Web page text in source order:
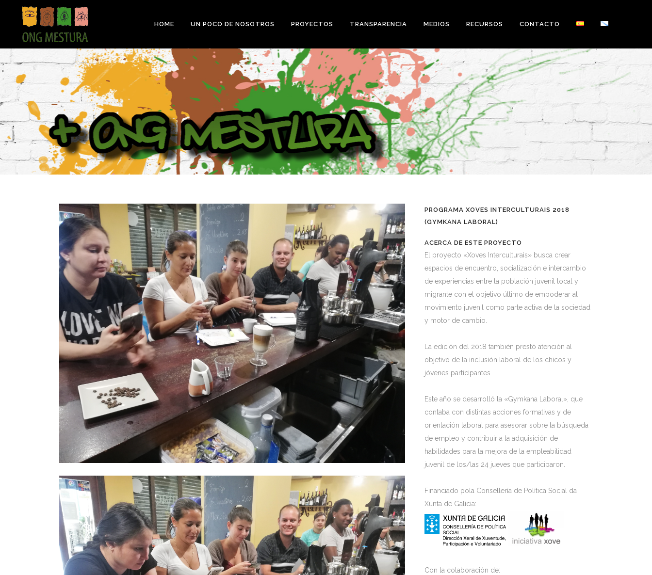
HOME UN POCO DE NOSOTROS PROYECTOS TRANSPARENCIA MEDIOS RECURSOS CONTACTO
PROGRAMA XOVES INTERCULTURAIS 2018
(GYMKANA LABORAL)
ACERCA DE ESTE PROYECTO
El proyecto «Xoves Interculturais» busca crear
espacios de encuentro, socialización e intercambio
de experiencias entre la población juvenil local y
migrante con el objetivo último de empoderar al
movimiento juvenil como parte activa de la sociedad
y motor de cambio.
La edición del 2018 también prestó atención al
objetivo de la inclusión laboral de los chicos y
jóvenes participantes.
Este año se desarrolló la «Gymkana Laboral», que
contaba con distintas acciones formativas y de
orientación laboral para asesorar sobre la búsqueda
de empleo y contribuir a la adquisición de
habilidades para la mejora de la empleabilidad
juvenil de los/las 24 jueves que participaron.
Financiado pola Consellería de Política Social da
Xunta de Galicia:
Con la colaboración de: